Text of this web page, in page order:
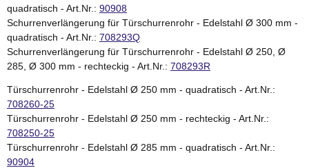
quadratisch - Art.Nr.: 90908
Schurrenverlängerung für Türschurrenrohr - Edelstahl Ø 300 mm -
quadratisch - Art.Nr.: 708293Q
Schurrenverlängerung für Türschurrenrohr - Edelstahl Ø 250, Ø
285, Ø 300 mm - rechteckig - Art.Nr.: 708293R
Türschurrenrohr - Edelstahl Ø 250 mm - quadratisch - Art.Nr.:
708260-25
Türschurrenrohr - Edelstahl Ø 250 mm - rechteckig - Art.Nr.:
708250-25
Türschurrenrohr - Edelstahl Ø 285 mm - quadratisch - Art.Nr.:
90904